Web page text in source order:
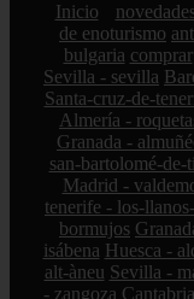
Inicio
de enoturismo
bulgaria comprar
Sevilla - sevilla
Santa-cruz-de-
Almería -
Granada -
san-bartolomé-de-
Madrid -
tenerife - los-
bormujos
isábena Huesca -
alt-àneu Sevilla -
- zangoza